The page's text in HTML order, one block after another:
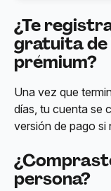
¿Te
gratuita de
prémium?
Una vez que
días, tu cuenta se
versión de pago si
persona?